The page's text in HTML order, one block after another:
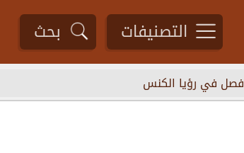
التصنيفات بحث
فصل في رؤيا الكنس